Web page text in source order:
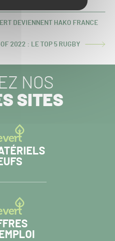
DEVIENNENT HAKO FRANCE
2022 : LE TOP 5 RUGBY
NOS
SITES